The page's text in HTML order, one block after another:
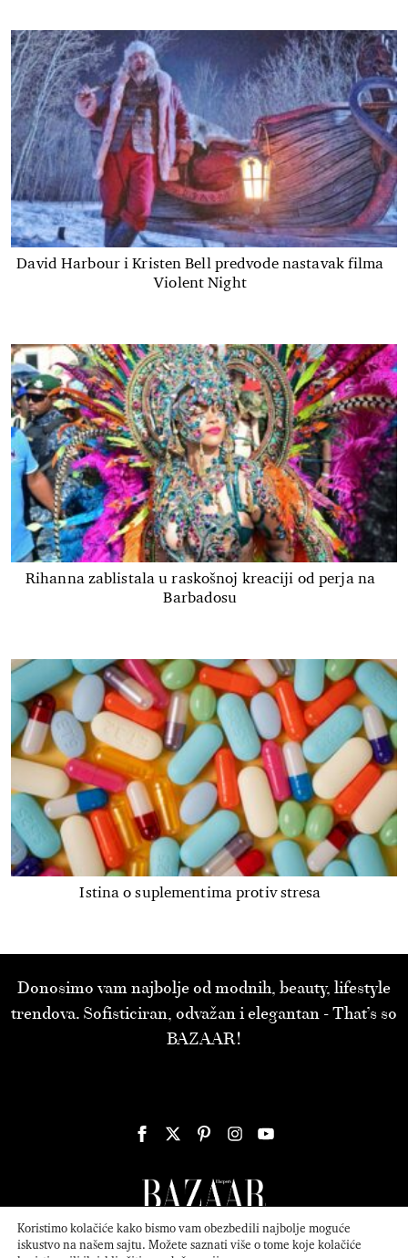
David Harbour i Kristen Bell predvode nastavak filma
Violent Night
Rihanna zablistala u raskošnoj kreaciji od perja na
Barbadosu
Istina o suplementima protiv stresa
Donosimo vam najbolje od modnih, beauty, lifestyle
trendova. Sofisticiran, odvažan i elegantan - That’s so
BAZAAR!
Koristimo kolačiće kako bismo vam obezbedili najbolje moguće
iskustvo na našem sajtu. Možete saznati više o tome koje kolačiće